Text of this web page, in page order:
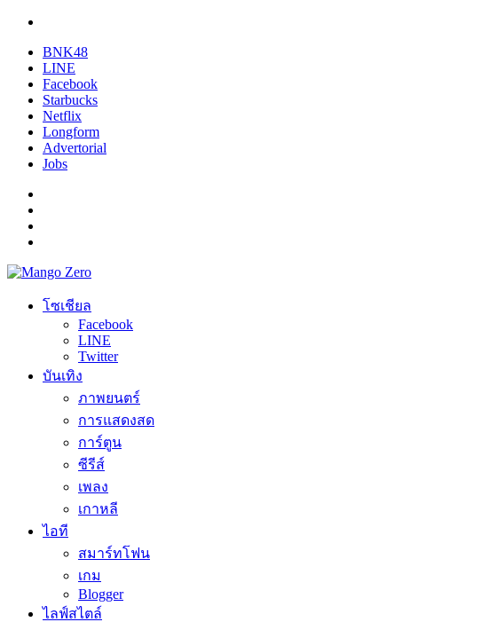
BNK48
LINE
Facebook
Starbucks
Netflix
Longform
Advertorial
Jobs
โซเชียล
Facebook
LINE
Twitter
บันเทิง
ภาพยนตร์
การแสดงสด
การ์ตูน
ซีรีส์
เพลง
เกาหลี
ไอที
สมาร์ทโฟน
เกม
Blogger
ไลฟ์สไตล์